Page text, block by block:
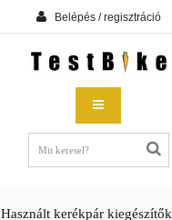
Belépés / regisztráció
Használt kerékpár kiegészítők